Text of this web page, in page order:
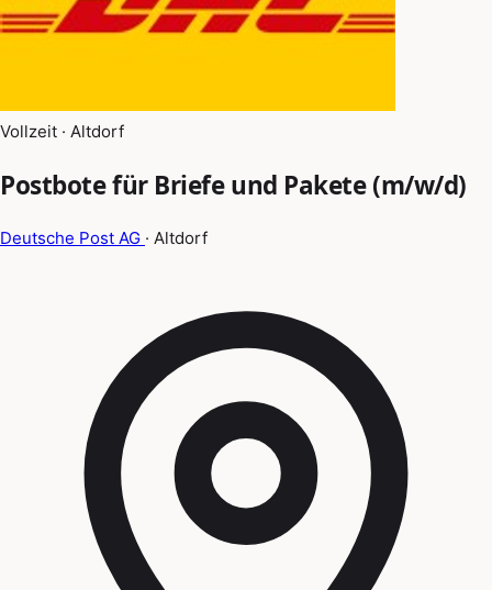
Vollzeit · Altdorf
Postbote für Briefe und Pakete (m/w/d)
Deutsche Post AG · Altdorf